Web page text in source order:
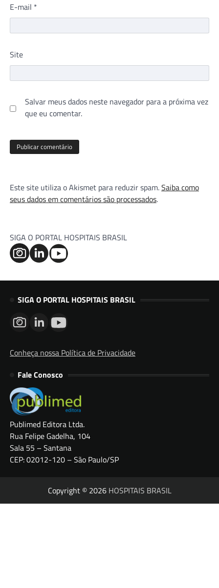
E-mail *
Site
Salvar meus dados neste navegador para a próxima vez
que eu comentar.
Este site utiliza o Akismet para reduzir spam.Saiba como
seus dados em comentários são processados.
SIGA O PORTAL HOSPITAIS BRASIL
SIGA O PORTAL HOSPITAIS BRASIL
Conheça nossa Política de Privacidade
Fale Conosco
Publimed Editora Ltda.
Rua Felipe Gadelha, 104
Sala 55 – Santana
CEP: 02012-120 – São Paulo/SP
Copyright © 2026 HOSPITAIS BRASIL